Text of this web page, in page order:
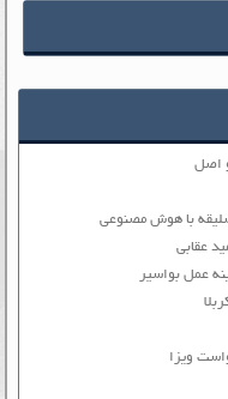
اصل
با هوش مصنوعی
عقابی
عمل بواسیر
ویزا